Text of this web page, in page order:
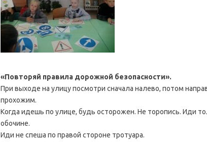
«Повторяй правила дорожной безопасности».
При выходе на улицу посмотри сначала налево, потом
прохожим.
Когда идешь по улице, будь осторожен. Не торопись. Иди
обочине.
Иди не спеша по правой стороне тротуара.